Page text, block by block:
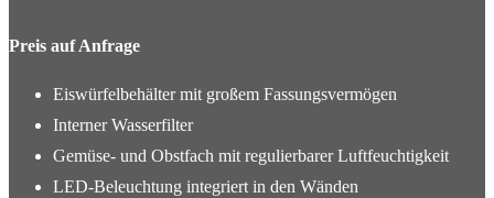
Preis auf Anfrage
Eiswürfelbehälter mit großem Fassungsvermögen
Interner Wasserfilter
Gemüse- und Obstfach mit regulierbarer Luftfeuchtigkeit
LED-Beleuchtung integriert in den Wänden